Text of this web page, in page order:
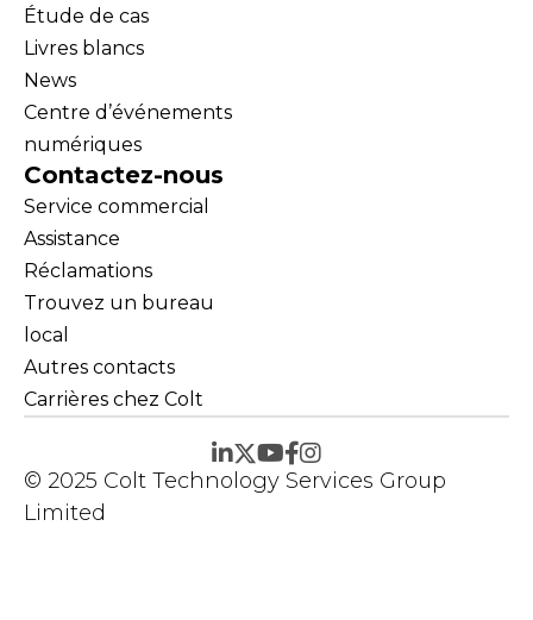
Étude de cas
Livres blancs
News
Centre d’événements
numériques
Contactez-nous
Service commercial
Assistance
Réclamations
Trouvez un bureau
local
Autres contacts
Carrières chez Colt
© 2025 Colt Technology Services Group
Limited